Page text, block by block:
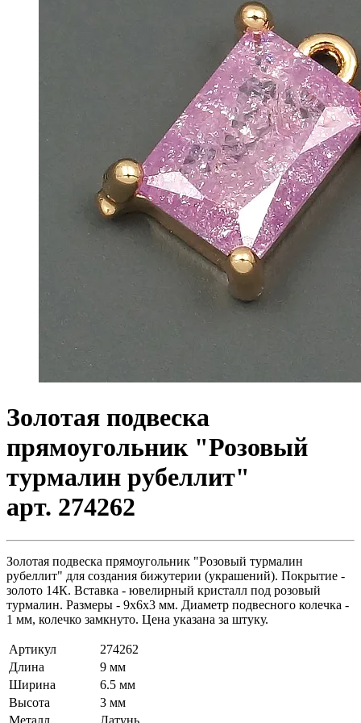
Золотая подвеска
прямоугольник "Розовый
турмалин рубеллит"
арт. 274262
Золотая подвеска прямоугольник "Розовый турмалин
рубеллит" для создания бижутерии (украшений). Покрытие -
золото 14К. Вставка - ювелирный кристалл под розовый
турмалин. Размеры - 9х6х3 мм. Диаметр подвесного колечка -
1 мм, колечко замкнуто. Цена указана за штуку.
Артикул
274262
Длина
9 мм
Ширина
6.5 мм
Высота
3 мм
Металл
Латунь